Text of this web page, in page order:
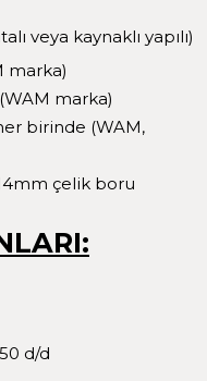
veya kaynaklı yapılı)
marka)
marka)
birinde (WAM,
çelik boru
d/d